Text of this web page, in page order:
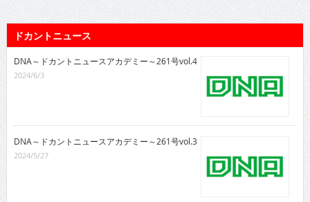
ドカントニュース
DNA～ドカントニュースアカデミー～261号vol.4
2024/6/3
DNA～ドカントニュースアカデミー～261号vol.3
2024/5/27